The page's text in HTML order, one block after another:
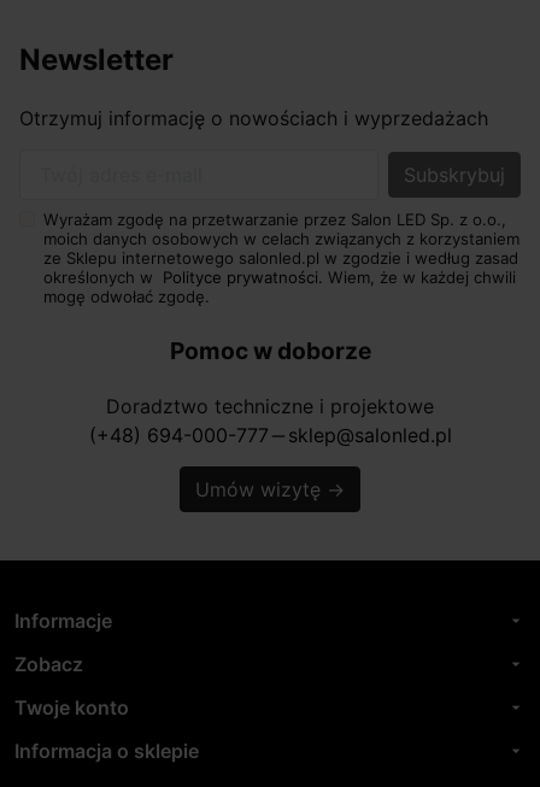
Newsletter
Otrzymuj informację o nowościach i wyprzedażach
Wyrażam zgodę na przetwarzanie przez Salon LED Sp. z o.o.,
moich danych osobowych w celach związanych z korzystaniem
ze Sklepu internetowego salonled.pl w zgodzie i według zasad
określonych w Polityce prywatności. Wiem, że w każdej chwili
mogę odwołać zgodę.
Pomoc w doborze
Doradztwo techniczne i projektowe
(+48) 694-000-777 horizontal_rule sklep@salonled.pl
Umów wizytę →
Informacje arrow_drop_down
Zobacz arrow_drop_down
Twoje konto arrow_drop_down
Informacja o sklepie arrow_drop_down